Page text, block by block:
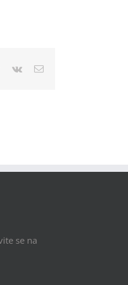
Pinterest
Vk Email
se na